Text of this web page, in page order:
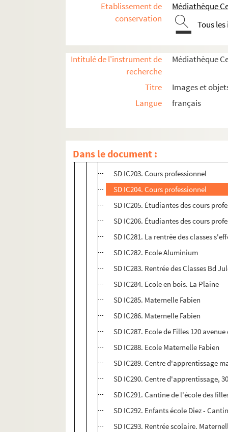
Etablissement de
conservation
Médiathèque
Tous
Intitulé de l'instrument de
recherche
Médiathèque
Titre
Images et
Langue
français
Dans le document :
Ville de Saint-Denis
Rénovations et aménagements
Médailles
Basilique de Saint-Denis
Herbier
Établissements de santé
Fêtes, cérémonies et événements
SD IC201. Cours professionnel
SD IC202. Cours professionnel
SD IC203. Cours professionnel
SD IC204. Cours professionnel
SD IC205. Étudiantes des cours
SD IC206. Étudiantes des cours
SD IC281. La rentrée des classes
SD IC282. Ecole Aluminium
SD IC283. Rentrée des Classes Bd
SD IC284. Ecole en bois. La Plaine
SD IC285. Maternelle Fabien
SD IC286. Maternelle Fabien
SD IC287. Ecole de Filles 120
SD IC288. Ecole Maternelle Fabien
SD IC289. Centre d'apprentissage
SD IC290. Centre d'apprentissage,
SD IC291. Cantine de l'école des
SD IC292. Enfants école Diez -
SD IC293. Rentrée scolaire.